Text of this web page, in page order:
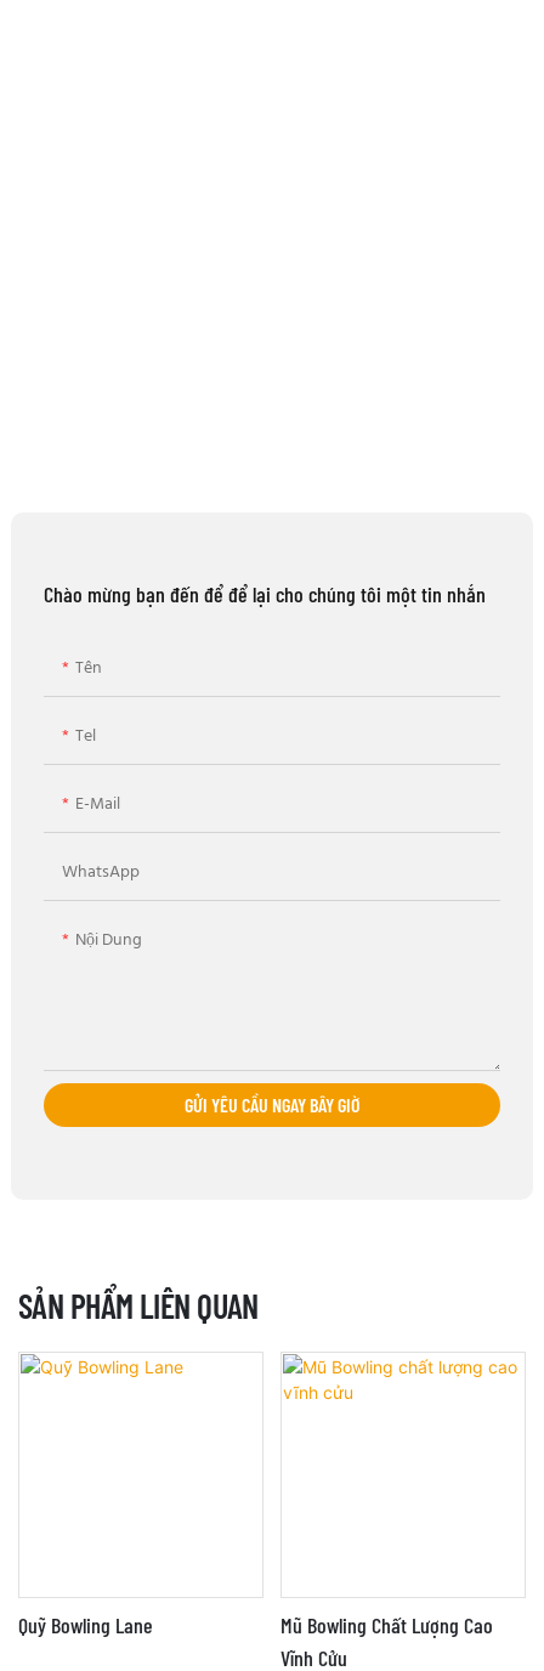
Chào mừng bạn đến để để lại cho chúng tôi một tin nhắn
Tên
Tel
E-Mail
WhatsApp
Nội Dung
GỬI YÊU CẦU NGAY BÂY GIỜ
SẢN PHẨM LIÊN QUAN
Quỹ Bowling Lane
Mũ Bowling Chất Lượng Cao
Vĩnh Cửu